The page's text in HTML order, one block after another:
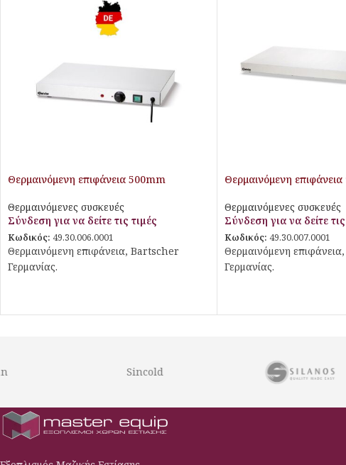
Θερμαινόμενη επιφάνεια 500mm
Θερμαινόμενες συσκευές
Σύνδεση για να δείτε τις τιμές
Κωδικός: 49.30.006.0001
Θερμαινόμενη επιφάνεια, Bartscher
Γερμανίας.
Θερμαινόμενη
Θερμαινόμενες συσκευές
Σύνδεση για να δείτε
Κωδικός: 49.30.007.0001
Θερμαινόμενη
Γερμανίας.